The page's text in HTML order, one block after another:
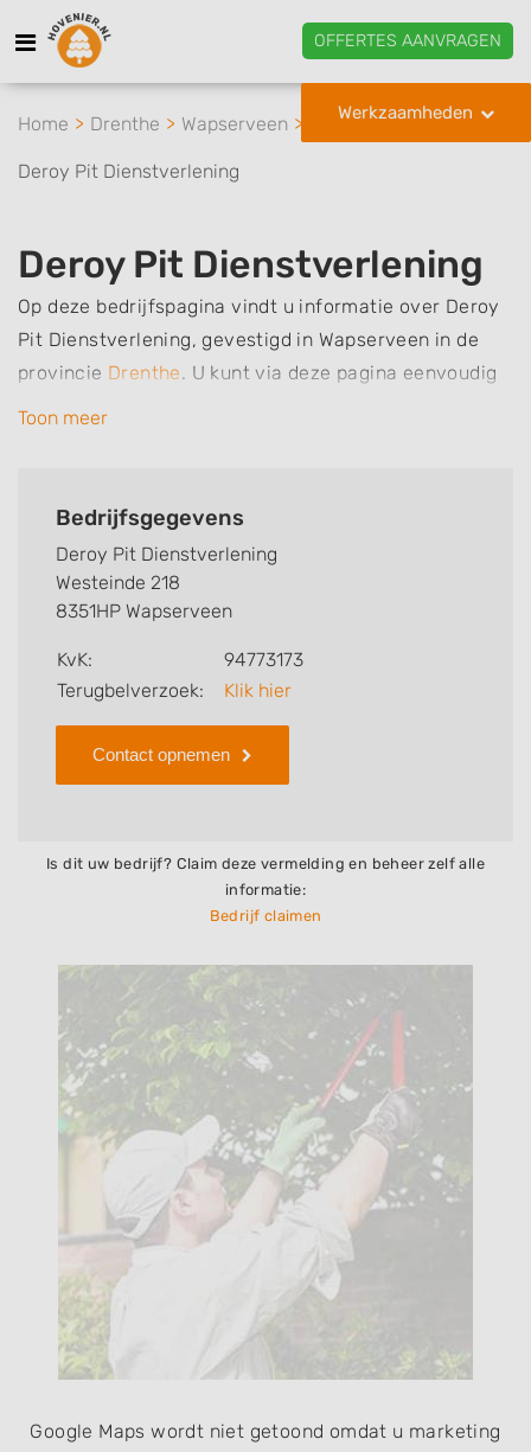
OFFERTES AANVRAGEN
Werkzaamheden
Home Drenthe Wapserveen
Deroy Pit Dienstverlening
Deroy Pit Dienstverlening
Op deze bedrijfspagina vindt u informatie over Deroy
Pit Dienstverlening, gevestigd in Wapserveen in de
provincie Drenthe. U kunt via deze pagina eenvoudig
contact met het bedrijf opnemen door te bellen of een
welke zaken Deroy Pit Dienstverlening voor u kan
achterlaten als u al ervaring heeft met dit bedrijf.
Zoekt u een ander bedrijf? Bekijk dan andere
hoveniers en bedrijven inWapserveen
Toon meer
Bedrijfsgegevens
Deroy Pit Dienstverlening
Westeinde 218
8351HP Wapserveen
KvK:
94773173
Terugbelverzoek:
Klik hier
Contact opnemen
Is dit uw bedrijf? Claim deze vermelding en beheer zelf alle
informatie:
Bedrijf claimen
Google Maps wordt niet getoond omdat u marketing